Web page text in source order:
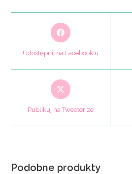
Opens
in
new
window
Udostępnij na Facebook'u
Opens
in
new
window
Publikuj na Tweeter'ze
Podobne produkty